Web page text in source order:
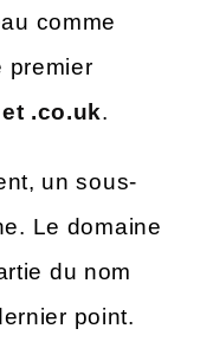
comme
premier
.co.uk.
un sous-
Le domaine
du nom
point.